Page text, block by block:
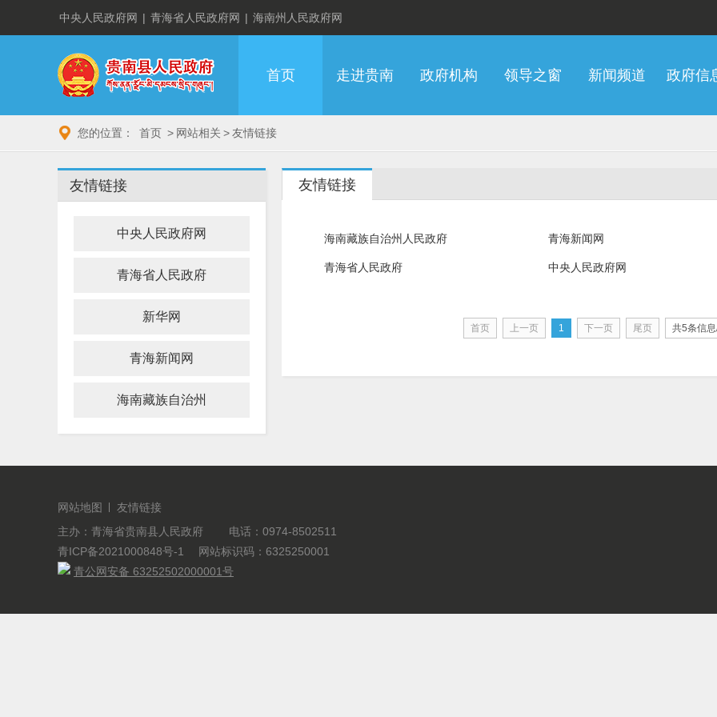
中央人民政府网 | 青海省人民政府网 | 海南州人民政府网
首页 走进贵南 政府机构 领导之窗 新闻频道 政府信
您的位置： 首页 > 网站相关 >友情链接
友情链接
中央人民政府网
青海省人民政府
新华网
青海新闻网
海南藏族自治州
友情链接
海南藏族自治州人民政府 青海新闻网
青海省人民政府 中央人民政府网
首页 上一页 1 下一页 尾页 共5条信
网站地图
友情链接
主办：青海省贵南县人民政府 电话：0974-8502511
青ICP备2021000848号-1
网站标识码：6325250001
青公网安备 63252502000001号